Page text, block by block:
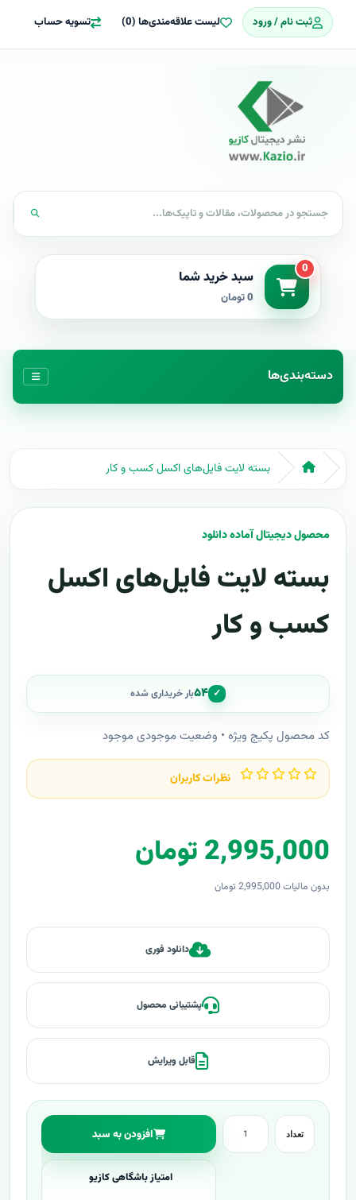
ثبت نام / ورود لیست علاقه‌مندی‌ها (0) تسویه حساب
0 سبد خرید شما
0 تومان
دسته‌بندی‌ها
بسته لایت فایل‌های اکسل کسب و کار
محصول دیجیتال آماده دانلود
بسته لایت فایل‌های اکسل
کسب و کار
✓ ۵۴بار خریداری شده
کد محصول پکیج ویژه • وضعیت موجودی موجود
نظرات کاربران
2,995,000 تومان
بدون مالیات 2,995,000 تومان
دانلود فوری
پشتیبانی محصول
قابل ویرایش
تعداد افزودن به سبد
امتیاز باشگاهی کازیو